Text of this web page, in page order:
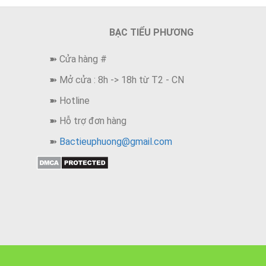
Bạc cao cấp nâng
Đặc biệt khách hàng có thể sử dụng thời gian dài
độ trắng sáng chính là khi tiếp xúc với hóa chất thì
có thể xem thêm những mẫuNHẪN HÌNH RỒNGkhác
BẠC TIỂU PHƯƠNG
➽ Cửa hàng #
➽ Mở cửa : 8h -> 18h từ T2 - CN
➽ Hotline
➽ Hỗ trợ đơn hàng
➽ Bactieuphuong@gmail.com